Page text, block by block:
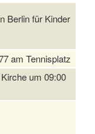
Berlin für Kinder
am Tennisplatz
um 09:00